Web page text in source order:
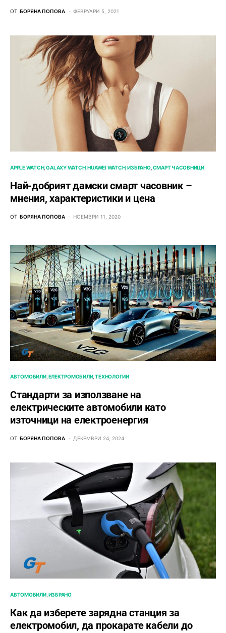
ОТ БОРЯНА ПОПОВА ФЕВРУАРИ 5, 2021
APPLE WATCH GALAXY WATCH HUAWEI WATCH ИЗБРАНО СМАРТ ЧАСОВНИЦИ
Най-добрият дамски смарт часовник –
мнения, характеристики и цена
ОТ БОРЯНА ПОПОВА НОЕМВРИ 11, 2020
АВТОМОБИЛИ ЕЛЕКТРОМОБИЛИ ТЕХНОЛОГИИ
Стандарти за използване на
електрическите автомобили като
източници на електроенергия
ОТ БОРЯНА ПОПОВА ДЕКЕМВРИ 24, 2024
АВТОМОБИЛИ ИЗБРАНО
Как да изберете зарядна станция за
електромобил, да прокарате кабели до